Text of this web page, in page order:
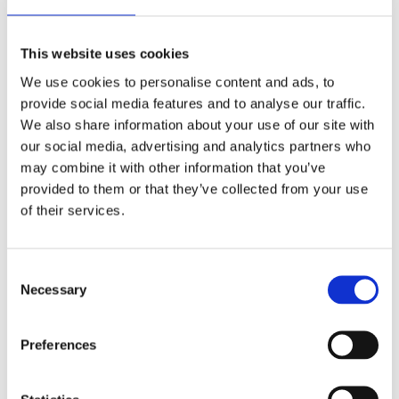
This website uses cookies
We use cookies to personalise content and ads, to
provide social media features and to analyse our traffic.
We also share information about your use of our site with
our social media, advertising and analytics partners who
may combine it with other information that you’ve
provided to them or that they’ve collected from your use
of their services.
Selection
Necessary
Preferences
Nash kulepenn med sølvfarget kropp og farget
grep
3kr